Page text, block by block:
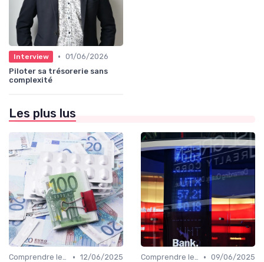
Interview • 01/06/2026
Piloter sa trésorerie sans
complexité
Les plus lus
Comprendre le Recouvrement de Créances • 12/06/2025
Comprendre le Recouvrement de Créances • 09/06/2025